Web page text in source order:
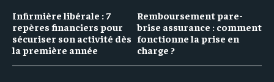
Infirmière libérale : 7
repères financiers pour
sécuriser son activité dès
la première année
Remboursement pare-
brise assurance : comment
fonctionne la prise en
charge ?